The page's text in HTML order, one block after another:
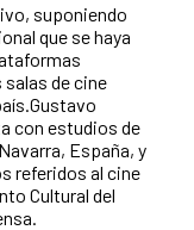
suponiendo
que se haya
de cine
con estudios de
España, y
referidos al cine
Cultural del